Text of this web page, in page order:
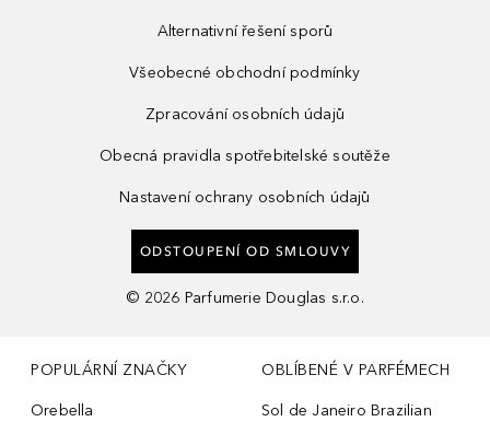
Alternativní řešení sporů
Všeobecné obchodní podmínky
Zpracování osobních údajů
Obecná pravidla spotřebitelské soutěže
Nastavení ochrany osobních údajů
ODSTOUPENÍ OD SMLOUVY
© 2026 Parfumerie Douglas s.r.o.
POPULÁRNÍ ZNAČKY
Orebella
OBLÍBENÉ V PARFÉMECH
Sol de Janeiro Brazilian